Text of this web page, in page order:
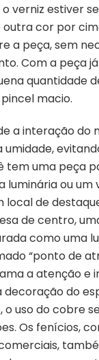
o verniz estiver
cor por
a peça, sem
Com a peça
quantidade
macio.
a interação do
tem uma peça
luminária ou um
de
de centro,
como uma
“ponto de
a atenção e
do
o uso do cobre
Os fenícios,